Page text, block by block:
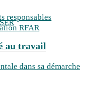
responsables
RFAR
au travail
dans sa démarche